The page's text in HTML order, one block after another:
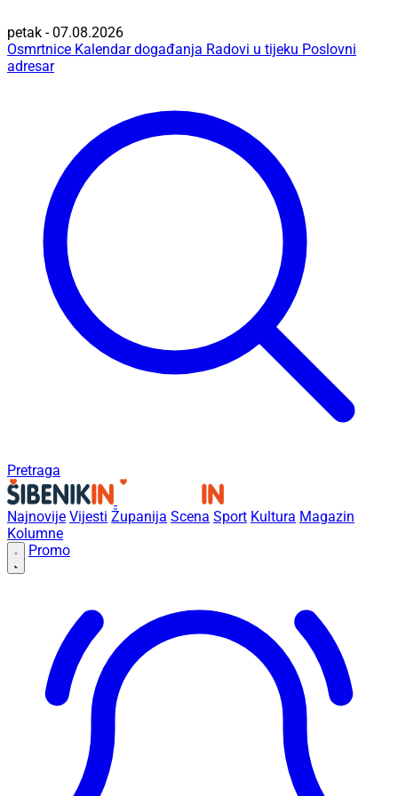
petak - 07.08.2026
Osmrtnice Kalendar događanja Radovi u tijeku Poslovni
adresar
Pretraga
Najnovije Vijesti Županija Scena Sport Kultura Magazin
Kolumne
Promo